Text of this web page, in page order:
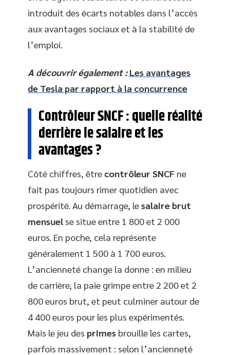
introduit des écarts notables dans l’accès
aux avantages sociaux et à la stabilité de
l’emploi.
A découvrir également : Les avantages
de Tesla par rapport à la concurrence
Contrôleur SNCF : quelle réalité
derrière le salaire et les
avantages ?
Côté chiffres, être contrôleur SNCF ne
fait pas toujours rimer quotidien avec
prospérité. Au démarrage, lesalaire brut
mensuel se situe entre 1 800 et 2 000
euros. En poche, cela représente
généralement 1 500 à 1 700 euros.
L’ancienneté change la donne : en milieu
de carrière, la paie grimpe entre 2 200 et 2
800 euros brut, et peut culminer autour de
4 400 euros pour les plus expérimentés.
Mais le jeu des primes brouille les cartes,
parfois massivement : selon l’ancienneté